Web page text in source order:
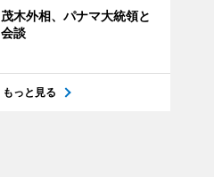
茂木外相、パナマ大統領と
会談
もっと見る